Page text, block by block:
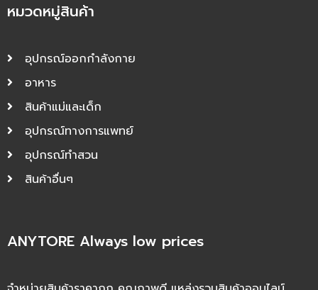
หมวดหมู่สินค้า
อุปกรณ์ออกกำลังกาย
อาหาร
สินค้าแม่และเด็ก
อุปกรณ์ทางการแพทย์
อุปกรณ์ทำสวน
สินค้าอื่นๆ
ANYTORE Always low prices